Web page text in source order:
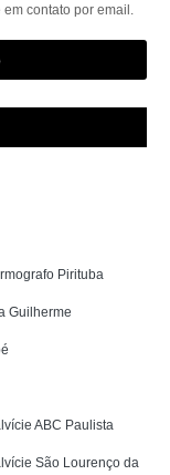
em contato por email.
Pirituba
Guilherme
ABC Paulista
São Lourenço da